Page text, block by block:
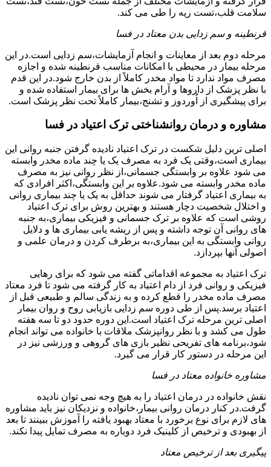
سلامت قلب،تست ریه را طی می کند.
قرنطینه و سم زدایی بدن معتاد در فسا
مرحله دوم بعد از معاینات و انجام آزمایشات،سم زدایی است.در این
مرحله بیمار در محیطی با امکانات مناسب قرنطینه شده و اجازه
مصرف مواد ندارد تا مواد مخدر کاملاً از بدن خارج شود.در این قدم
با نظر پزشک از داروها و آرام بخش ها برای بیمار استفاده شده و
برای پیشگیری از اُوردوز و تشنج،بیمار کاملاً تحت نظر پزشک است.
مشاوره و درمان روانشناختی ترک اعتیاد در فسا
اصلی ترین دلیل شکست در ترک اعتیاد نادیده گرفتن جنبه روانی این
بیماری است،وقتی یک فرد به مصرف یک یا چند ماده مخدر وابسته
می شود علاوه بر وابستگی جسمانی،از نظر روانی نیز به مصرف
ماده مخدر وابسته می شود.علاوه بر این وابستگی،اکثر افرادی که
به بیماری اعتیاد گرفتار می شوند حداقل به یک یا چند بیماری روانی
و اختلال شخصیت دچار هستند و بهترین روش برای ترک اعتیاد
روشی است که علاوه بر ترک جسمانی و فیزیکی بیماری،به جنبه
های روانی آن توجه داشته و پس از ریشه یابی بیماری ها و دلایل
روانی وابستگی به این بیماری،به برطرف کردن و درمان علمی و
اصولی آنها بپردازد.
ترک اعتیاد به مجموعه اقداماتی گفته می شود که برای رهایی
فیزیکی و روانی فرد از دام اعتیاد به کار گرفته می شود تا فرد معتاد
مصرف ماده مخدر را قطع کرده و به زندگی سالم و طبیعی قبل از
اعتیاد برسد.پس از طی دوره سم زدایی بازیابی روح و روان بیمار
اصلی ترین مرحله ترک اعتیاد است.این دوره حدود دو تا سه هفته
طول می کشد و با نظر روانپزشک ملاقات با خانواده می تواند انجام
شود،برنامه های تفریحی نظیر بازی های گروهی و ورزشی نیز در
این مرحله در دستور کار قرار می گیرد.
مشاوره خانواده معتاد در فسا
نقش خانواده در درمان اعتیاد را به هیچ وجه نمی توان نادیده
گرفت.در کنار درمان روانی بیمار،خانواده و نزدیکان نیز باید مشاوره
های لازم برای نوع برخورد با معتاد بهبود یافته را آموزش ببینند تا بعد
از بهبودی و ترخیص از کلینیک فرد دوباره به مصرف تمایل پیدا نکند.
پیگیری بعد از ترخیص معتاد